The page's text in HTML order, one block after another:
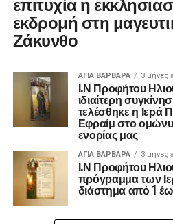
εκδρομή στη
Ζάκυνθο
ΑΓΙΑ ΒΑΡΒΑΡΑ 3 μήνες
Ι.Ν Προφήτου
ιδιαίτερη
τελέσθηκε η Ιερά
Εφραίμ στο
ενορίας μας
ΑΓΙΑ ΒΑΡΒΑΡΑ 3 μήνες
Ι.Ν Προφήτου
πρόγραμμα των
διάστημα από 1